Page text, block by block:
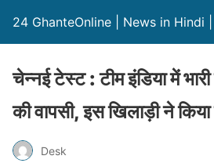
24 GhanteOnline | News in Hindi |
चेन्नई टेस्ट : टीम इंडिया में
की वापसी, इस खिलाड़ी ने
Desk